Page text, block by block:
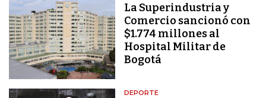
La Superindustria y
Comercio sancionó con
$1.774 millones al
Hospital Militar de
Bogotá
DEPORTE